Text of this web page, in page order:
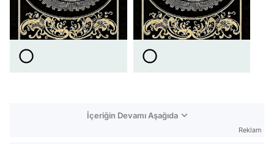
İçeriğin Devamı Aşağıda
Reklam